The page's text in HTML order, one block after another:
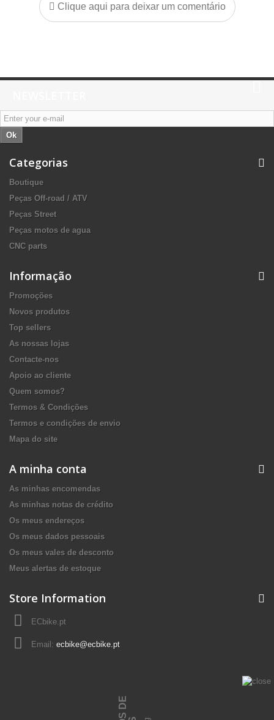
Clique aqui para deixar um comentário
Ok
Categorias
Boutique
Peças Off-road / ATV
Peças Street
Peças motos de agua
CNC parts
Informação
Promoções
Novos produtos
Top sellers
As nossas lojas
Contacte-nos
Apoio ao cliente
Quem somos?
Termos & Condições
Termos e condições de envio
Mapa do site
A minha conta
As minhas encomendas
As minhas notas de crédito
Os meus endereços
Os meus dados pessoais
Os meus vales de desconto
Meus alertas de estoque
Store Information
ECbike.pt
Email: ecbike@ecbike.pt